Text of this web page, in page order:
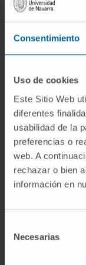
Consentimiento
Uso de cookies
Este Sitio Web
diferentes
usabilidad de la
preferencias o
web. A
rechazar o bien
información en
Necesarias
centro
implica al
accumbens,
propios
fue que la
un refuerzo
único lugar
¿Qué
septal?
En modelos
mínimos y